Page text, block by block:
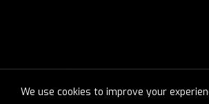
We use cookies to improve your